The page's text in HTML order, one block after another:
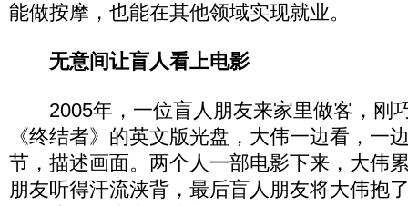
能做按摩，也能在其他领域实现就业。
无意间让盲人看上电影
2005年，一位盲人朋友来家里做客，刚
《终结者》的英文版光盘，大伟一边看，一
节，描述画面。两个人一部电影下来，大伟
朋友听得汗流浃背，最后盲人朋友将大伟抱